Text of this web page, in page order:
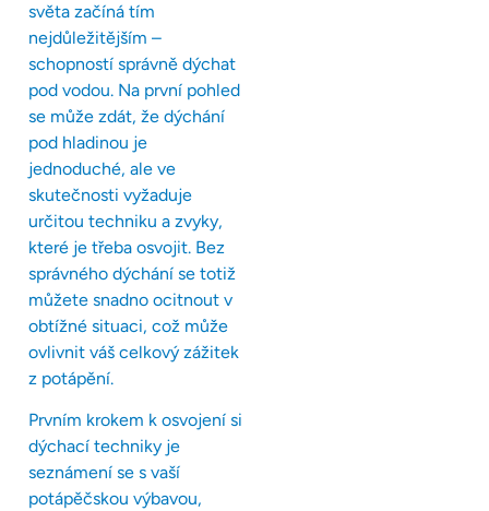
světa začíná tím
nejdůležitějším –
schopností správně dýchat
pod vodou. Na první pohled
se může zdát, že dýchání
pod hladinou je
jednoduché, ale ve
skutečnosti vyžaduje
určitou techniku a zvyky,
které je třeba osvojit. Bez
správného dýchání se totiž
můžete snadno ocitnout v
obtížné situaci, což může
ovlivnit váš celkový zážitek
z potápění.
Prvním krokem k osvojení si
dýchací techniky je
seznámení se s vaší
potápěčskou výbavou,